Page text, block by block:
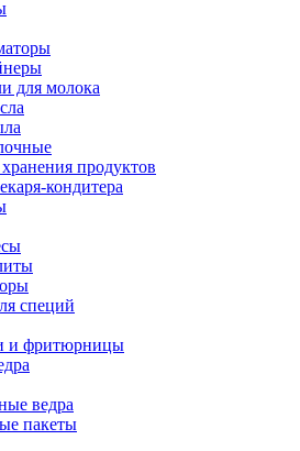
для молока
продуктов
кондитера
специй
и фритюрницы
ведра
пакеты